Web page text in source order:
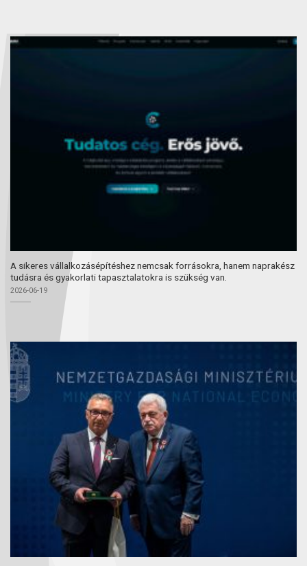
A sikeres vállalkozásépítéshez nemcsak forrásokra, hanem naprakész
tudásra és gyakorlati tapasztalatokra is szükség van.
2026-06-19